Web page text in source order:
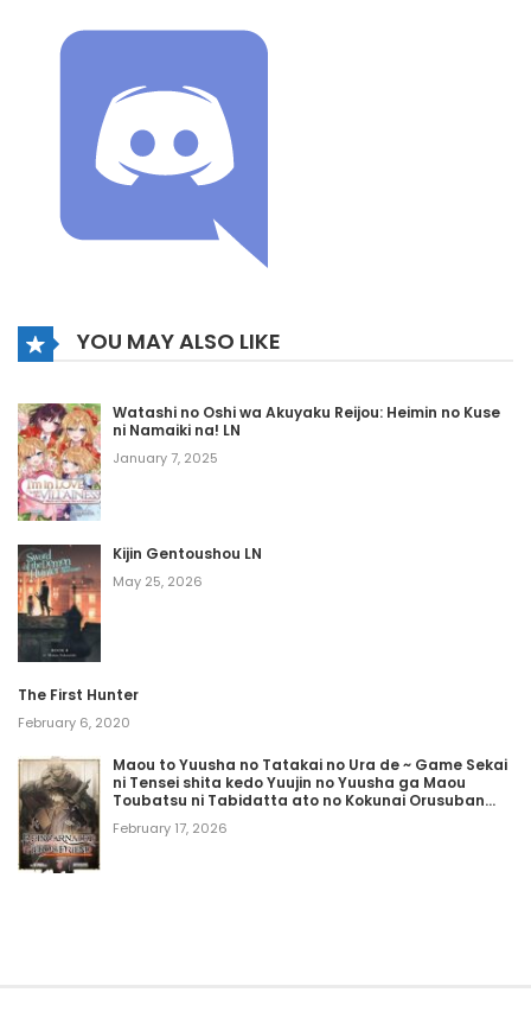
YOU MAY ALSO LIKE
Watashi no Oshi wa Akuyaku Reijou: Heimin no Kuse
ni Namaiki na! LN
January 7, 2025
Kijin Gentoushou LN
May 25, 2026
The First Hunter
February 6, 2020
Maou to Yuusha no Tatakai no Ura de ~ Game Sekai
ni Tensei shita kedo Yuujin no Yuusha ga Maou
Toubatsu ni Tabidatta ato no Kokunai Orusuban
February 17, 2026